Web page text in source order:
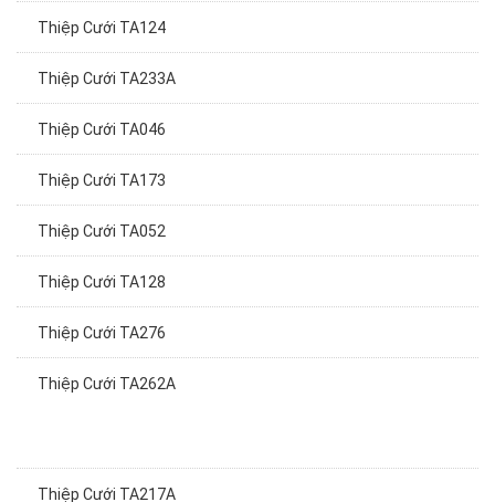
Thiệp Cưới TA124
Thiệp Cưới TA233A
Thiệp Cưới TA046
Thiệp Cưới TA173
Thiệp Cưới TA052
Thiệp Cưới TA128
Thiệp Cưới TA276
Thiệp Cưới TA262A
Thiệp Cưới TA217A